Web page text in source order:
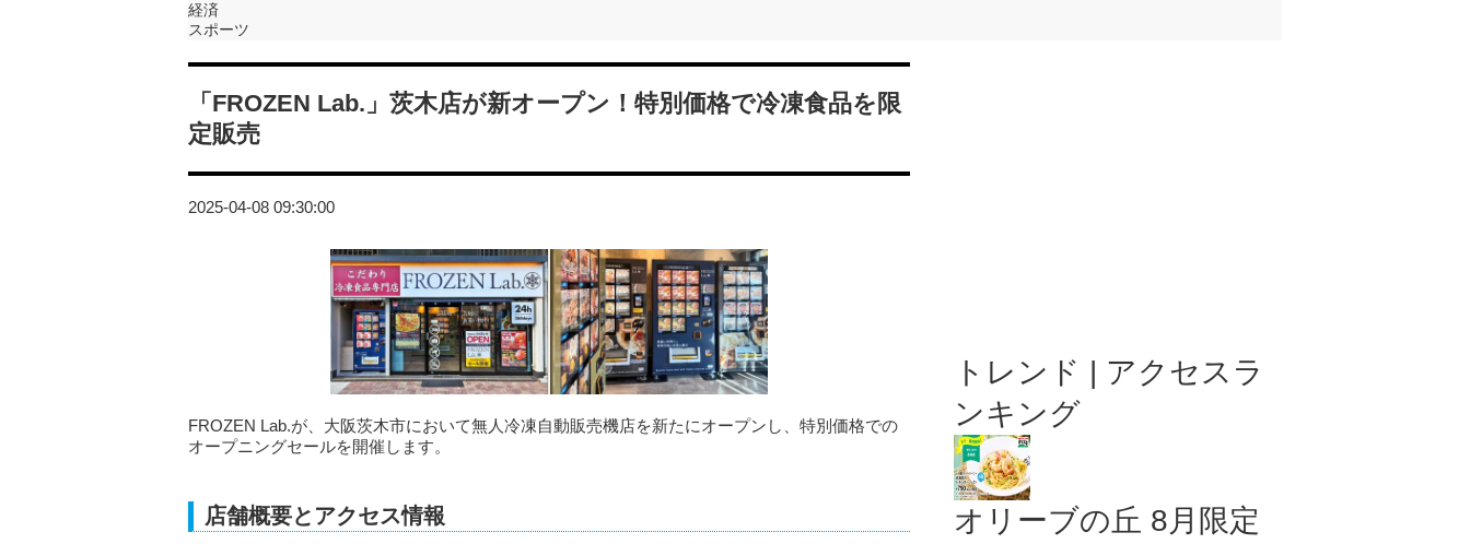
経済
スポーツ
「FROZEN Lab.」茨木店が新オープン！特別価格で冷凍食品を限
定販売
2025-04-08 09:30:00
FROZEN Lab.が、大阪茨木市において無人冷凍自動販売機店を新たにオープンし、特別価格での
オープニングセールを開催します。
店舗概要とアクセス情報
トレンド | アクセスラ
ンキング
オリーブの丘 8月限定